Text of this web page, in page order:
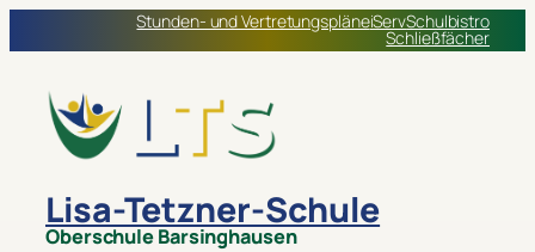
Stunden- und VertretungspläneiServSchulbistro
Schließfächer
Lisa-Tetzner-Schule
Oberschule Barsinghausen